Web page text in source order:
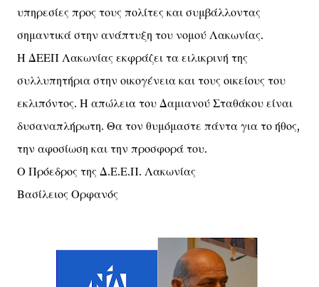
υπηρεσίες προς τους πολίτες και συμβάλλοντας
σημαντικά στην ανάπτυξη του νομού Λακωνίας.
Η ΔΕΕΠ Λακωνίας εκφράζει τα ειλικρινή της
συλλυπητήρια στην οικογένεια και τους οικείους του
εκλιπόντος. Η απώλεια του Δαμιανού Σταθάκου είναι
δυσαναπλήρωτη. Θα τον θυμόμαστε πάντα για το ήθος,
την αφοσίωση και την προσφορά του.
Ο Πρόεδρος της Δ.Ε.Ε.Π. Λακωνίας
Βασίλειος Ορφανός